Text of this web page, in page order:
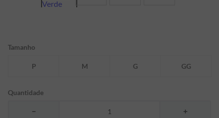
Tamanho
P M G GG
Quantidade
＋
－